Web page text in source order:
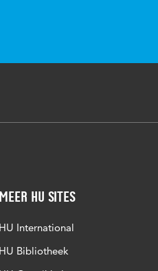
Meer HU sites
HU International
HU Bibliotheek